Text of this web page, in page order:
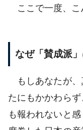
ここで一度、こ
なぜ「賛成派
もしあなたが、
たにもかかわら
も報われないと